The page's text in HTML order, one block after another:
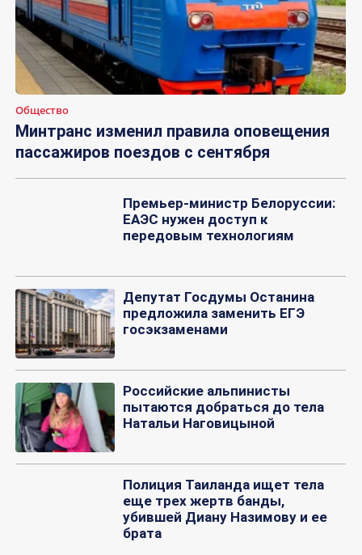
Общество
Минтранс изменил правила оповещения
пассажиров поездов с сентября
Премьер-министр Белоруссии:
ЕАЭС нужен доступ к
передовым технологиям
Депутат Госдумы Останина
предложила заменить ЕГЭ
госэкзаменами
Российские альпинисты
пытаются добраться до тела
Натальи Наговицыной
Полиция Таиланда ищет тела
еще трех жертв банды,
убившей Диану Назимову и ее
брата